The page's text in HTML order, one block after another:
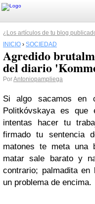
¿Los artículos de tu blog
INICIO › SOCIEDAD
Agredido
del diario
PorAntoniopampliega
Si algo sacamos en
Politkóvskaya es
intentas hacer tu
firmado tu sentencia
matones te meta
matar sale barato y
contrario; palmadita en
un problema de encima.